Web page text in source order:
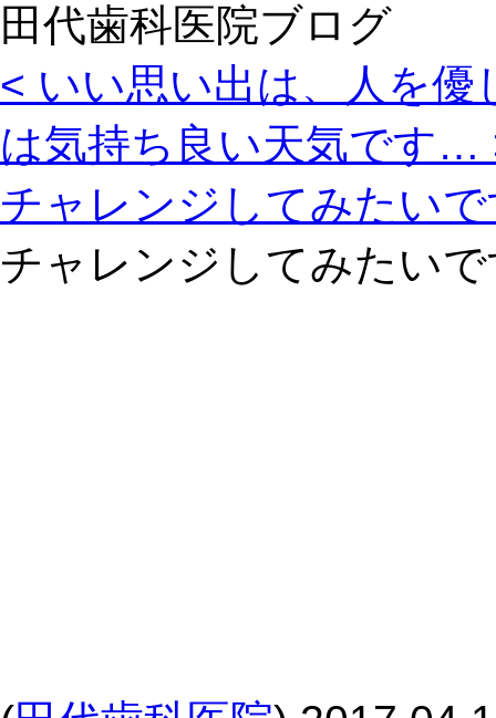
田代歯科医院ブログ
< いい思い出は、人を
は気持ち良い天気です…
チャレンジしてみたい
チャレンジしてみたい